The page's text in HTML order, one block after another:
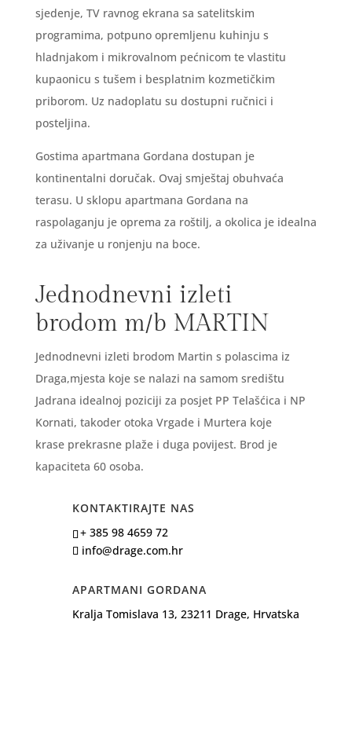
sjedenje, TV ravnog ekrana sa satelitskim
programima, potpuno opremljenu kuhinju s
hladnjakom i mikrovalnom pećnicom te vlastitu
kupaonicu s tušem i besplatnim kozmetičkim
priborom. Uz nadoplatu su dostupni ručnici i
posteljina.
Gostima apartmana Gordana dostupan je
kontinentalni doručak. Ovaj smještaj obuhvaća
terasu. U sklopu apartmana Gordana na
raspolaganju je oprema za roštilj, a okolica je idealna
za uživanje u ronjenju na boce.
Jednodnevni izleti
brodom m/b MARTIN
Jednodnevni izleti brodom Martin s polascima iz
Draga,mjesta koje se nalazi na samom središtu
Jadrana idealnoj poziciji za posjet PP Telašćica i NP
Kornati, takoder otoka Vrgade i Murtera koje
krase prekrasne plaže i duga povijest. Brod je
kapaciteta 60 osoba.
KONTAKTIRAJTE NAS
+ 385 98 4659 72
info@drage.com.hr
APARTMANI GORDANA
Kralja Tomislava 13, 23211 Drage, Hrvatska